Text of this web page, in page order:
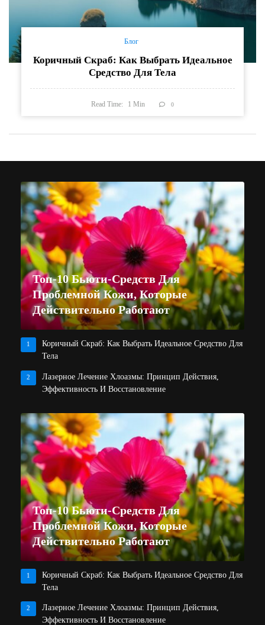
Блог
Коричный Скраб: Как Выбрать Идеальное
Средство Для Тела
Read Time: 1Min 0
Топ-10 Бьюти-Средств Для
Проблемной Кожи, Которые
Действительно Работают
1
Коричный Скраб: Как Выбрать Идеальное Средство Для
Тела
2
Лазерное Лечение Хлоазмы: Принцип Действия,
Эффективность И Восстановление
Топ-10 Бьюти-Средств Для
Проблемной Кожи, Которые
Действительно Работают
1
Коричный Скраб: Как Выбрать Идеальное Средство Для
Тела
2
Лазерное Лечение Хлоазмы: Принцип Действия,
Эффективность И Восстановление